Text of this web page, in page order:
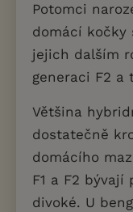
Potomci
domácí kočky
jejich dalším
generaci F2 a
Většina
dostatečně
domácího
F1 a F2
divoké. U